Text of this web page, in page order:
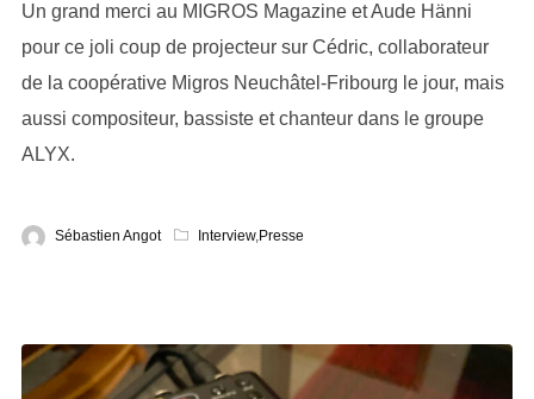
Un grand merci au MIGROS Magazine et Aude Hänni
pour ce joli coup de projecteur sur Cédric, collaborateur
de la coopérative Migros Neuchâtel-Fribourg le jour, mais
aussi compositeur, bassiste et chanteur dans le groupe
ALYX.
Sébastien Angot Interview,Presse